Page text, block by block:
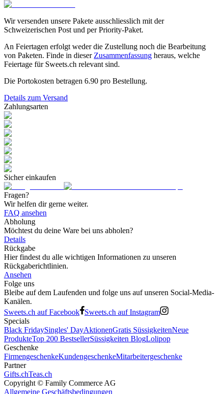
Wir versenden unsere Pakete ausschliesslich mit der
Schweizerischen Post und per Priority-Paket.
An Feiertagen erfolgt weder die Zustellung noch die Bearbeitung
von Paketen. Finde in dieser Zusammenfassung heraus, welche
Feiertage für Sweets.ch relevant sind.
Die Portokosten betragen 6.90 pro Bestellung.
Details zum Versand
Zahlungsarten
Sicher einkaufen
Fragen?
Wir helfen dir gerne weiter.
FAQ ansehen
Abholung
Möchtest du deine Ware bei uns abholen?
Details
Rückgabe
Hier findest du alle wichtigen Informationen zu unseren
Rückgaberichtlinien.
Ansehen
Folge uns
Bleibe auf dem Laufenden und folge uns auf unseren Social-Media-
Kanälen.
Sweets.ch auf Facebook
Sweets.ch auf Instagram
Specials
Black FridaySingles' DayAktionenGratis SüssigkeitenNeue
ProdukteTop 200 BestsellerSüssigkeiten BlogLolipop
Geschenke
FirmengeschenkeKundengeschenkeMitarbeitergeschenke
Partner
Gifts.chTeas.ch
Copyright © Family Commerce AG
Allgemeine Geschäftsbedingungen